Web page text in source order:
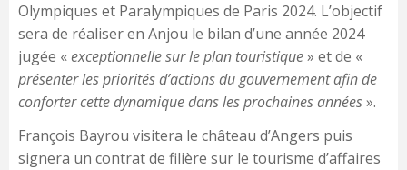
Olympiques et Paralympiques de Paris 2024. L’objectif
sera de réaliser en Anjou le bilan d’une année 2024
jugée «exceptionnelle sur le plan touristique» et de «
présenter les priorités d’actions du gouvernement afin de
conforter cette dynamique dans les prochaines années».
François Bayrou visitera le château d’Angers puis
signera un contrat de filière sur le tourisme d’affaires